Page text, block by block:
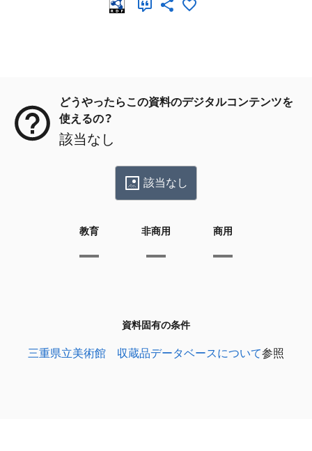
どうやったらこの資料のデジタルコンテンツを
使えるの？
該当なし
該当なし
教育 非商用 商用
資料固有の条件
三重県立美術館 収蔵品データベースについて参照